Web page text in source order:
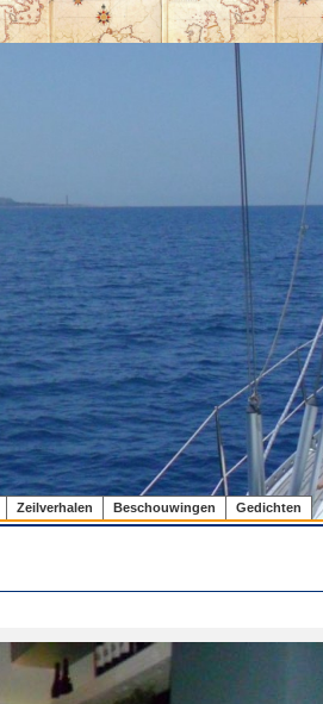
Zeilverhalen Beschouwingen Gedichten